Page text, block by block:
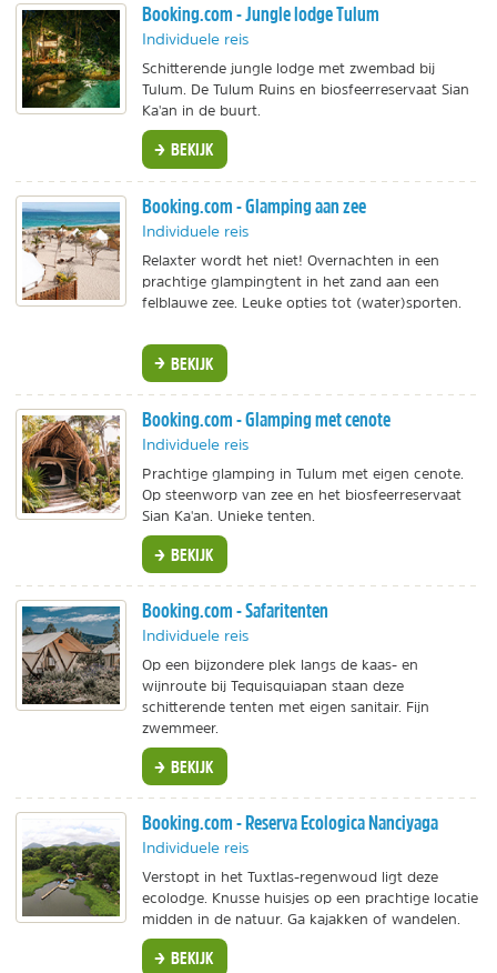
Booking.com - Jungle lodge Tulum
Individuele reis
Schitterende jungle lodge met zwembad bij
Tulum. De Tulum Ruins en biosfeerreservaat Sian
Ka'an in de buurt.
BEKIJK
Booking.com - Glamping aan zee
Individuele reis
Relaxter wordt het niet! Overnachten in een
prachtige glampingtent in het zand aan een
felblauwe zee. Leuke opties tot (water)sporten.
BEKIJK
Booking.com - Glamping met cenote
Individuele reis
Prachtige glamping in Tulum met eigen cenote.
Op steenworp van zee en het biosfeerreservaat
Sian Ka'an. Unieke tenten.
BEKIJK
Booking.com - Safaritenten
Individuele reis
Op een bijzondere plek langs de kaas- en
wijnroute bij Tequisquiapan staan deze
schitterende tenten met eigen sanitair. Fijn
zwemmeer.
BEKIJK
Booking.com - Reserva Ecologica Nanciyaga
Individuele reis
Verstopt in het Tuxtlas-regenwoud ligt deze
ecolodge. Knusse huisjes op een prachtige locatie
midden in de natuur. Ga kajakken of wandelen.
BEKIJK